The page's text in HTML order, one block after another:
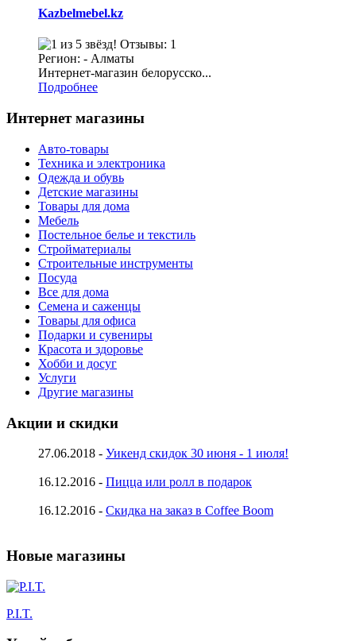
Kazbelmebel.kz
Отзывы: 1
Регион: - Алматы
Интернет-магазин белорусско...
Подробнее
Интернет магазины
Авто-товары
Техника и электроника
Одежда и обувь
Детские магазины
Товары для дома
Мебель
Постельное белье и текстиль
Стройматериалы
Строительные инструменты
Посуда
Все для дома
Семена и саженцы
Товары для офиса
Подарки и сувениры
Красота и здоровье
Хобби и досуг
Услуги
Другие магазины
Акции и скидки
27.06.2018 - Уикенд скидок 30 июня - 1 июля!
16.12.2016 - Пицца или ролл в подарок
16.12.2016 - Скидка на заказ в Coffee Boom
Новые магазины
P.I.T.